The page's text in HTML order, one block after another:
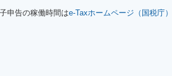
申告の稼働時間はe-Taxホームページ（国税庁）